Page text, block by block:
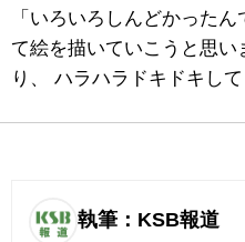
「いろいろしんどかった
て絵を描いていこうと思
り、 ハラハラドキドキし
執筆：KSB報道